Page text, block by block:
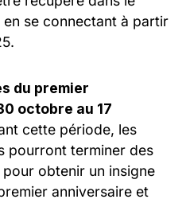
en se connectant à partir
du premier
octobre au 17
cette période, les
pourront terminer des
obtenir un insigne
anniversaire et